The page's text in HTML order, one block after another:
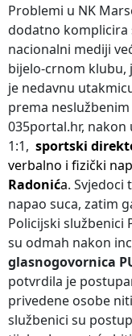
Problemi u NK
dodatno komplicira
nacionalni mediji
bijelo-crnom klubu,
je nedavnu
prema
035portal.hr,
1:1, sportski
verbalno i fizički
Radonića. Svjedoci
napao suca, zatim
Policijski službenici
su odmah nakon
glasnogovornica
potvrdila je
privedene osobe
službenici su